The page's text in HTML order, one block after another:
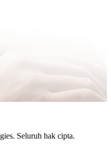
Seluruh hak cipta.